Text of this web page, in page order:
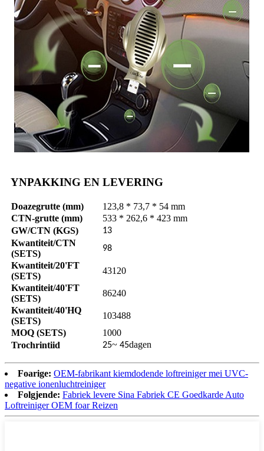
YNPAKKING EN LEVERING
Doazegrutte (mm)
123,8 * 73,7 * 54 mm
CTN-grutte (mm)
533 * 262,6 * 423 mm
GW/CTN (KGS)
13
Kwantiteit/CTN
(SETS)
98
Kwantiteit/20'FT
(SETS)
43120
Kwantiteit/40'FT
(SETS)
86240
Kwantiteit/40'HQ
(SETS)
103488
MOQ (SETS)
1000
Trochrintiid
25~ 45dagen
Foarige: OEM-fabrikant kiemdodende loftreiniger mei UVC-
negative ionenluchtreiniger
Folgjende: Fabriek levere Sina Fabriek CE Goedkarde Auto
Loftreiniger OEM foar Reizen